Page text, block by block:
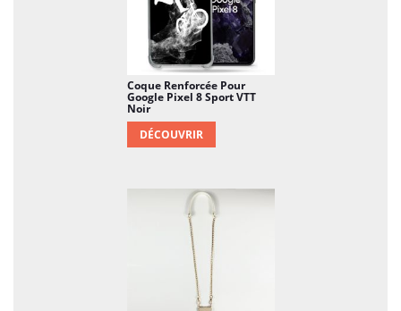
Coque Renforcée Pour
Google Pixel 8 Sport VTT
Noir
DÉCOUVRIR